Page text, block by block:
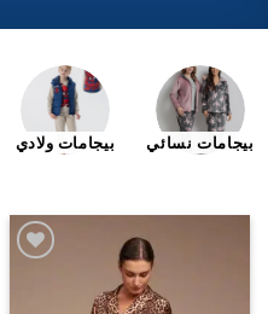
بيجامات نسائي بيجامات ولادي